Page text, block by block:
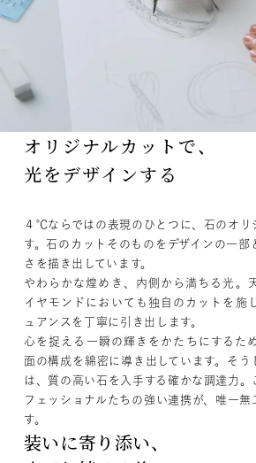
オリジナルカットで、
光をデザインする
４℃ならではの表現のひとつに、石のオリ
す。石のカットそのものをデザインの一部
さを描き出しています。
やわらかな煌めき、内側から満ちる光。
イヤモンドにおいても独自のカットを施
ュアンスを丁寧に引き出します。
心を捉える一瞬の輝きをかたちにするた
面の構成を綿密に導き出しています。そう
は、質の高い石を入手する確かな調達力
フェッショナルたちの強い連携が、唯一無
す。
装いに寄り添い、